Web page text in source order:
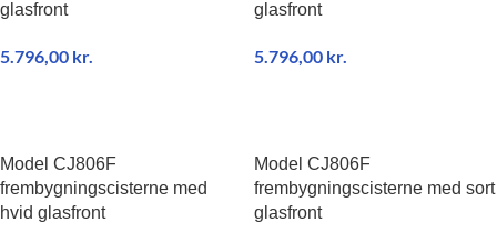
glasfront
5.796,00 kr.
glasfront
5.796,00 kr.
Model CJ806F
frembygningscisterne med
hvid glasfront
Model CJ806F
frembygningscisterne med sort
glasfront